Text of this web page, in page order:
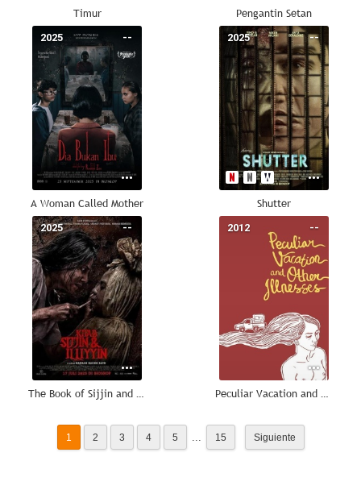
Timur Pengantin Setan
--
2025
A Woman Called Mother
--
2025
Shutter
--
2025
The Book of Sijjin and Illiyyin
--
2012
Peculiar Vacation and Other Illnesses
1 2 3 4 5 ... 15 Siguiente